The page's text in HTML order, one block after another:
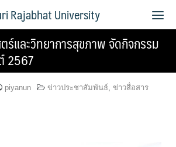
Rajabhat University
และวิทยาการสุขภาพ จัดกิจกรรม
2567
piyanun ข่าวประชาสัมพันธ์, ข่าวสื่อสาร